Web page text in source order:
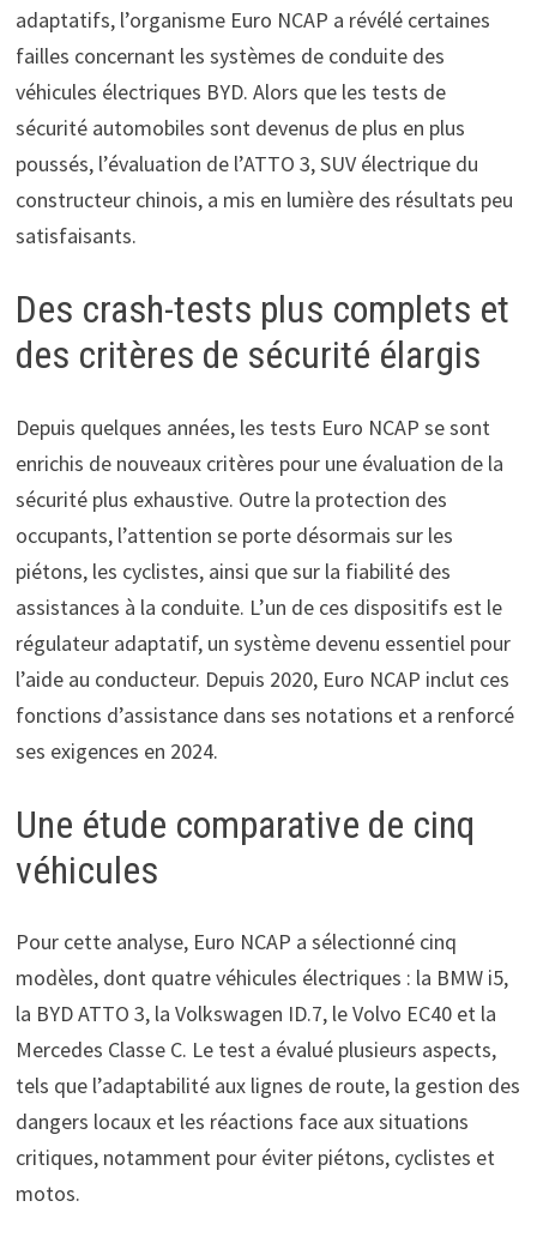
adaptatifs, l’organisme Euro NCAP a révélé certaines
failles concernant les systèmes de conduite des
véhicules électriques BYD. Alors que les tests de
sécurité automobiles sont devenus de plus en plus
poussés, l’évaluation de l’ATTO 3, SUV électrique du
constructeur chinois, a mis en lumière des résultats peu
satisfaisants.
Des crash-tests plus complets et
des critères de sécurité élargis
Depuis quelques années, les tests Euro NCAP se sont
enrichis de nouveaux critères pour une évaluation de la
sécurité plus exhaustive. Outre la protection des
occupants, l’attention se porte désormais sur les
piétons, les cyclistes, ainsi que sur la fiabilité des
assistances à la conduite. L’un de ces dispositifs est le
régulateur adaptatif, un système devenu essentiel pour
l’aide au conducteur. Depuis 2020, Euro NCAP inclut ces
fonctions d’assistance dans ses notations et a renforcé
ses exigences en 2024.
Une étude comparative de cinq
véhicules
Pour cette analyse, Euro NCAP a sélectionné cinq
modèles, dont quatre véhicules électriques : la BMW i5,
la BYD ATTO 3, la Volkswagen ID.7, le Volvo EC40 et la
Mercedes Classe C. Le test a évalué plusieurs aspects,
tels que l’adaptabilité aux lignes de route, la gestion des
dangers locaux et les réactions face aux situations
critiques, notamment pour éviter piétons, cyclistes et
motos.